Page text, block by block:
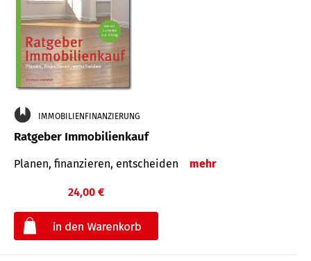
IMMOBILIENFINANZIERUNG
Ratgeber Immobilienkauf
Planen, finanzieren, entscheiden mehr
24,00 €